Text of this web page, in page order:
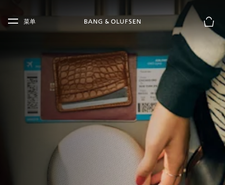
Skip to main footer
菜单
购物